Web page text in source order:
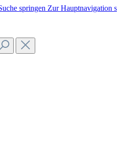
springen Zur Hauptnavigation